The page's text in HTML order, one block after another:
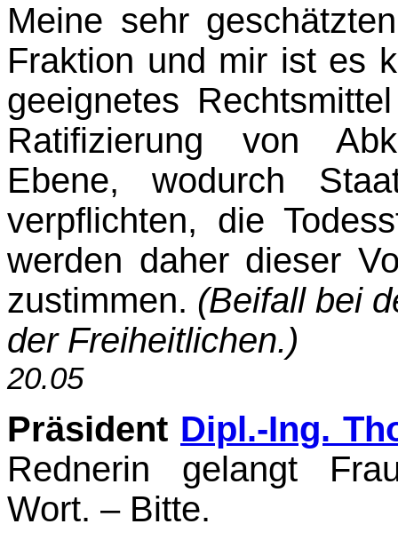
Meine sehr
Fraktion und mir ist es
geeignetes
Ratifizierung von
Ebene, wodurch
verpflichten, die
werden daher dieser
zustimmen. (Beifall bei
der Frei­heitlichen.)
20.05
Präsident Dipl.-Ing.
Rednerin gelangt
Wort. – Bitte.